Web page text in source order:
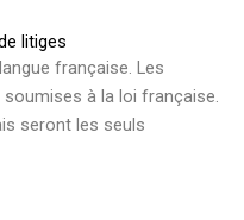
litiges
française. Les
à la loi française.
seront les seuls